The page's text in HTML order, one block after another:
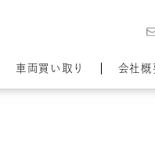
車両買い取り 会社概